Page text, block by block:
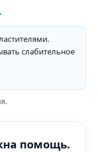
слабительное
помощь.